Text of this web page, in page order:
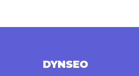
DYNSEO